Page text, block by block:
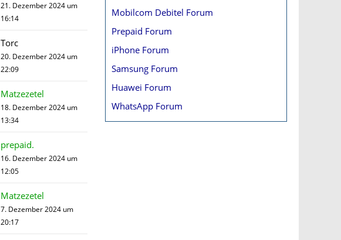
21. Dezember 2024 um
16:14
Torc
20. Dezember 2024 um
22:09
Matzezetel
18. Dezember 2024 um
13:34
prepaid.
16. Dezember 2024 um
12:05
Matzezetel
7. Dezember 2024 um
20:17
Mobilcom Debitel Forum
Prepaid Forum
iPhone Forum
Samsung Forum
Huawei Forum
WhatsApp Forum